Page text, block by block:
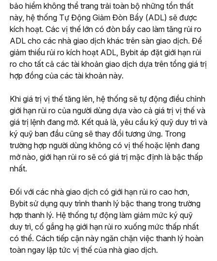
bảo hiểm không thể trang trải toàn bộ những tổn thất
này, hệ thống Tự Động Giảm Đòn Bẩy (ADL) sẽ được
kích hoạt. Các vị thế lớn có đòn bẩy cao làm tăng rủi ro
ADL cho các nhà giao dịch khác trên sàn giao dịch. Để
giảm thiểu rủi ro kích hoạt ADL, Bybit áp đặt giới hạn rủi
ro cho tất cả các tài khoản giao dịch dựa trên tổng giá trị
hợp đồng của các tài khoản này.
Khi giá trị vị thế tăng lên, hệ thống sẽ tự động điều chỉnh
giới hạn rủi ro của người dùng dựa vào cả giá trị vị thế và
giá trị lệnh đang mở. Kết quả là, yêu cầu ký quỹ duy trì và
ký quỹ ban đầu cũng sẽ thay đổi tương ứng. Trong
trường hợp người dùng không có vị thế hoặc lệnh đang
mở nào, giới hạn rủi ro sẽ có giá trị mặc định là bậc thấp
nhất.
Đối với các nhà giao dịch có giới hạn rủi ro cao hơn,
Bybit sử dụng quy trình thanh lý bậc thang trong trường
hợp thanh lý. Hệ thống tự động làm giảm mức ký quỹ
duy trì, cố gắng hạ giới hạn rủi ro xuống mức thấp nhất
có thể. Cách tiếp cận này ngăn chặn việc thanh lý hoàn
toàn ngay lập tức vị thế của nhà giao dịch.